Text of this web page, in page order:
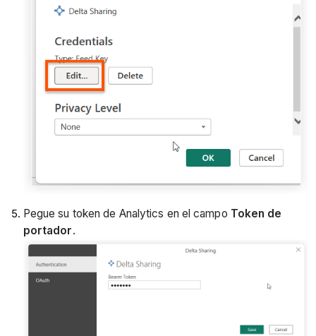
Pegue su token de Analytics en el campo Token de
portador.